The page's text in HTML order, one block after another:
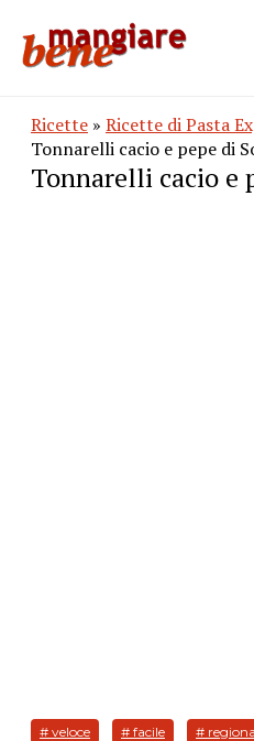
Ricette » Ricette di Pasta
Tonnarelli cacio e pepe di
Tonnarelli cacio e
# veloce # facile #